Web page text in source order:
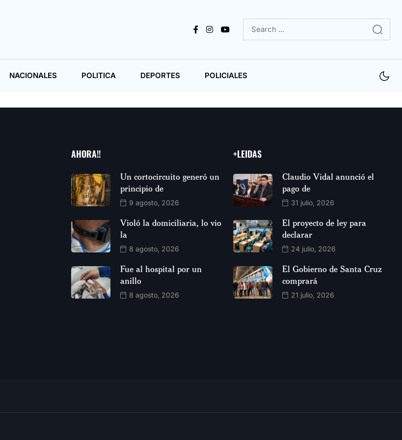
NACIONALES POLITICA DEPORTES POLICIALES
AHORA!!
Un cortocircuito generó un
principio de
9 agosto, 2026
Violó la domiciliaria, lo vio
la
8 agosto, 2026
Fue al hospital por un
anillo
8 agosto, 2026
+LEIDAS
Claudio Vidal anunció el
pago de
31 julio, 2026
El proyecto de ley para
declarar
24 julio, 2026
El Gobierno de Santa Cruz
comprará
21 julio, 2026